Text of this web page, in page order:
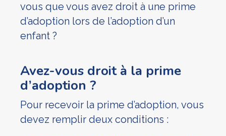
vous que vous avez droit à une prime
d’adoption lors de l’adoption d’un
enfant ?
Avez-vous droit à la prime
d’adoption ?
Pour recevoir la prime d’adoption, vous
devez remplir deux conditions :